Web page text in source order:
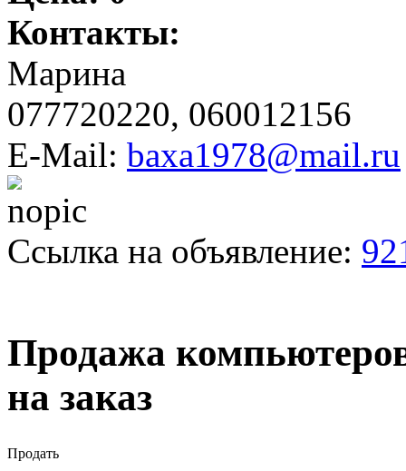
Контакты:
Марина
077720220, 060012156
E-Mail: baxa1978@mail.ru
Ссылка на объявление:
Продажа
на заказ
Продать